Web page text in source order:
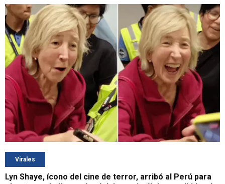
Virales
Lyn Shaye, ícono del cine de terror, arribó al Perú para